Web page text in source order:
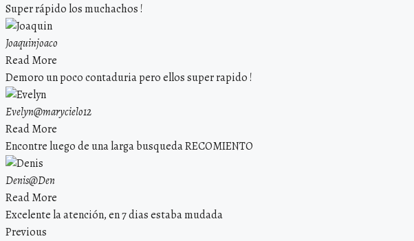
Super rápido los muchachos !
Joaquinjoaco
Read More
Demoro un poco contaduria pero ellos super rapido !
Evelyn@marycielo12
Read More
Encontre luego de una larga busqueda RECOMIENTO
Denis@Den
Read More
Excelente la atención, en 7 dias estaba mudada
Previous